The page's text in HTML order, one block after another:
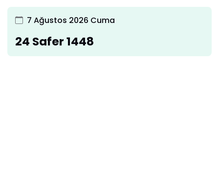
7 Ağustos 2026 Cuma
24 Safer 1448